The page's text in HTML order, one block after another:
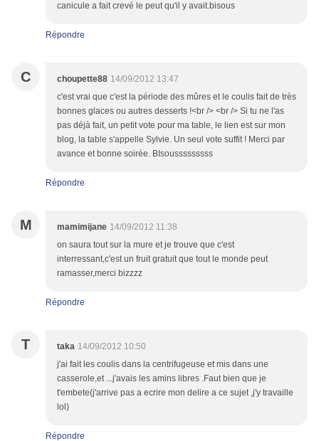
canicule a fait crevé le peut qu'il y avait.bisous
Répondre
C choupette88 14/09/2012 13:47
c'est vrai que c'est la période des mûres et le coulis fait de très
bonnes glaces ou autres desserts !<br /> <br /> Si tu ne l'as
pas déjà fait, un petit vote pour ma table, le lien est sur mon
blog, la table s'appelle Sylvie. Un seul vote suffit ! Merci par
avance et bonne soirée. BIsousssssssss
Répondre
M mamimijane 14/09/2012 11:38
on saura tout sur la mure et je trouve que c'est
interressant,c'est un fruit gratuit que tout le monde peut
ramasser,merci bizzzz
Répondre
T taka 14/09/2012 10:50
j'ai fait les coulis dans la centrifugeuse et mis dans une
casserole,et ...j'avais les amins libres .Faut bien que je
t'embete(j'arrive pas a ecrire mon delire a ce sujet ,j'y travaille
lol)
Répondre